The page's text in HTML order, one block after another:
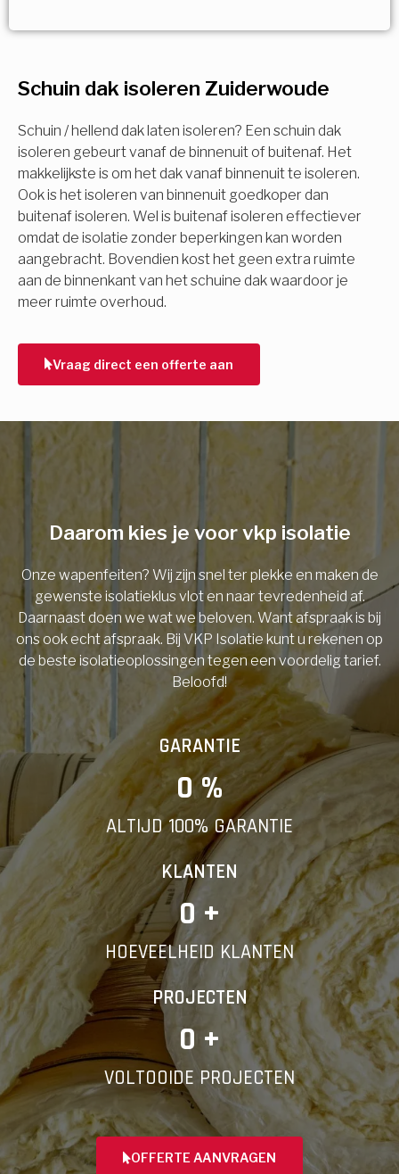
Schuin dak isoleren Zuiderwoude
Schuin / hellend dak laten isoleren? Een schuin dak
isoleren gebeurt vanaf de binnenuit of buitenaf. Het
makkelijkste is om het dak vanaf binnenuit te isoleren.
Ook is het isoleren van binnenuit goedkoper dan
buitenaf isoleren. Wel is buitenaf isoleren effectiever
omdat de isolatie zonder beperkingen kan worden
aangebracht. Bovendien kost het geen extra ruimte
aan de binnenkant van het schuine dak waardoor je
meer ruimte overhoud.
Vraag direct een offerte aan
Meerdere keuzes mogelijk
Isolatiemaatregel
Spouwisolatie
Vloerisolatie
Dakisolatie
Gevelisolatie
Vorige Volgende
subsidie!
Vul uw gegevens in en ontvang nu direct uw
berekening per mail.
Voornaam
Telefoonnummer
Vorige
Daarom kies je voor vkp isolatie
Onze wapenfeiten? Wij zijn snel ter plekke en maken de
gewenste isolatieklus vlot en naar tevredenheid af.
Daarnaast doen we wat we beloven. Want afspraak is bij
ons ook echt afspraak. Bij VKP Isolatie kunt u rekenen op
de beste isolatieoplossingen tegen een voordelig tarief.
Beloofd!
GARANTIE
0 %
ALTIJD 100% GARANTIE
KLANTEN
0 +
HOEVEELHEID KLANTEN
PROJECTEN
0 +
VOLTOOIDE PROJECTEN
OFFERTE AANVRAGEN